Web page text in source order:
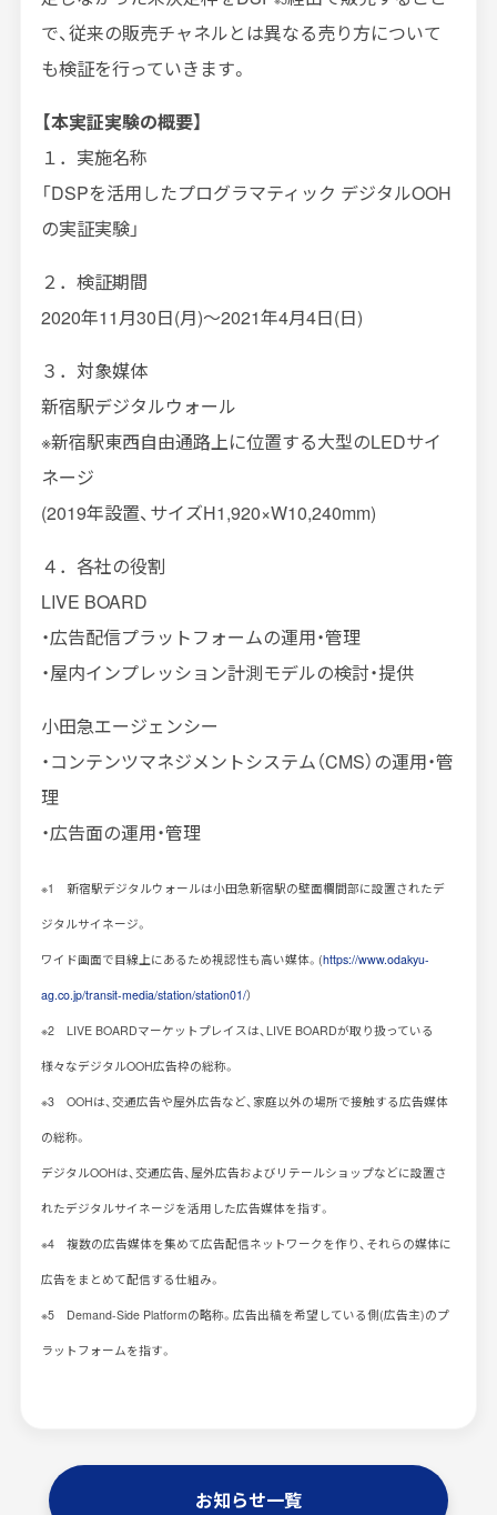
で、従来の販売チャネルとは異なる売り方について
も検証を行っていきます。
【本実証実験の概要】
１．実施名称
「DSPを活用したプログラマティック デジタルOOH
の実証実験」
２．検証期間
2020年11月30日(月)～2021年4月4日(日)
３．対象媒体
新宿駅デジタルウォール
※新宿駅東西自由通路上に位置する大型のLEDサイ
ネージ
(2019年設置、サイズH1,920×W10,240mm)
４．各社の役割
LIVE BOARD
・広告配信プラットフォームの運用・管理
・屋内インプレッション計測モデルの検討・提供
小田急エージェンシー
・コンテンツマネジメントシステム（CMS）の運用・管
理
・広告面の運用・管理
※1 新宿駅デジタルウォールは小田急新宿駅の壁面欄間部に設置されたデ
ジタルサイネージ。
ワイド画面で目線上にあるため視認性も高い媒体。 (https://www.odakyu-
ag.co.jp/transit-media/station/station01/）
※2 LIVE BOARDマーケットプレイスは、LIVE BOARDが取り扱っている
様々なデジタルOOH広告枠の総称。
※3 OOHは、交通広告や屋外広告など、家庭以外の場所で接触する広告媒体
の総称。
デジタルOOHは、交通広告、屋外広告およびリテールショップなどに設置さ
れたデジタルサイネージを活用した広告媒体を指す。
※4 複数の広告媒体を集めて広告配信ネットワークを作り、それらの媒体に
広告をまとめて配信する仕組み。
※5 Demand-Side Platformの略称。広告出稿を希望している側(広告主)のプ
ラットフォームを指す。
お知らせ一覧